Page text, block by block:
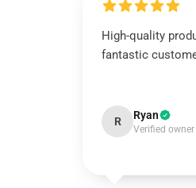
High-quality
fantastic
R Ryan
Verified owner